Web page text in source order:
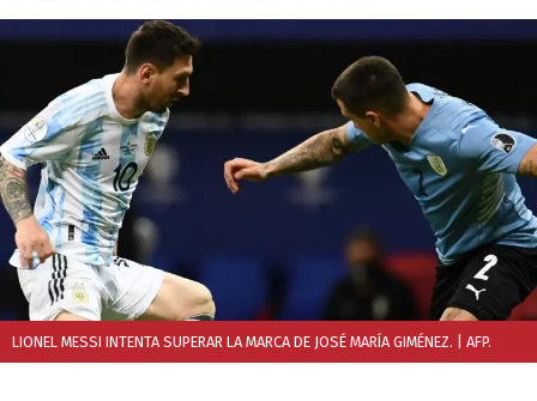
LIONEL MESSI INTENTA SUPERAR LA MARCA DE JOSÉ MARÍA GIMÉNEZ. | AFP.